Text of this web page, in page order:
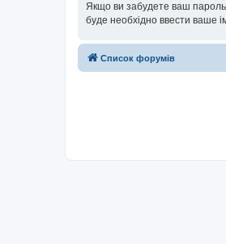
Якщо ви забудете ваш пароль
буде необхідно ввести ваше
Список форумів